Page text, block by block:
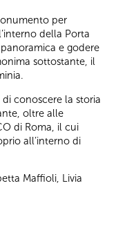
per
della Porta
e godere
sottostante, il
conoscere la storia
oltre alle
di Roma, il cui
all’interno di
Maffioli, Livia